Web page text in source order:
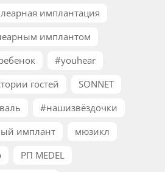
имплантация
имплантом
#youhear
гостей
SONNET
#нашизвёздочки
имплант
мюзикл
РП MEDEL